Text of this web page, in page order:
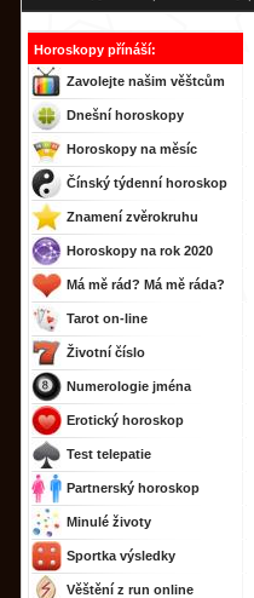
Horoskopy přínáší:
Zavolejte našim věštcům
Dnešní horoskopy
Horoskopy na měsíc
Čínský týdenní horoskop
Znamení zvěrokruhu
Horoskopy na rok 2020
Má mě rád? Má mě ráda?
Tarot on-line
Životní číslo
Numerologie jména
Erotický horoskop
Test telepatie
Partnerský horoskop
Minulé životy
Sportka výsledky
Věštění z run online